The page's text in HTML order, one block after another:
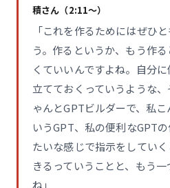
積さん（2:11〜）
「これを作るためにはぜひ
う。作るというか、もう作
くていいんですよね。自分
立てておくっていうような
ゃんとGPTビルダーで、私
いうGPT、私の便利なGPT
たいな感じで指示をしてい
きるっていうことと、もう
ね」